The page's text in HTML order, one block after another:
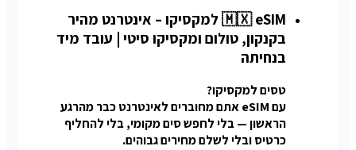
🇲🇽 eSIM למקסיקו – אינטרנט מהיר
בקנקון, טולום ומקסיקו סיטי | עובד מיד
בנחיתה
טסים למקסיקו?
עם eSIM אתם מחוברים לאינטרנט כבר מהרגע
הראשון — בלי לחפש סים מקומי, בלי להחליף
כרטיס ובלי לשלם מחירים גבוהים.